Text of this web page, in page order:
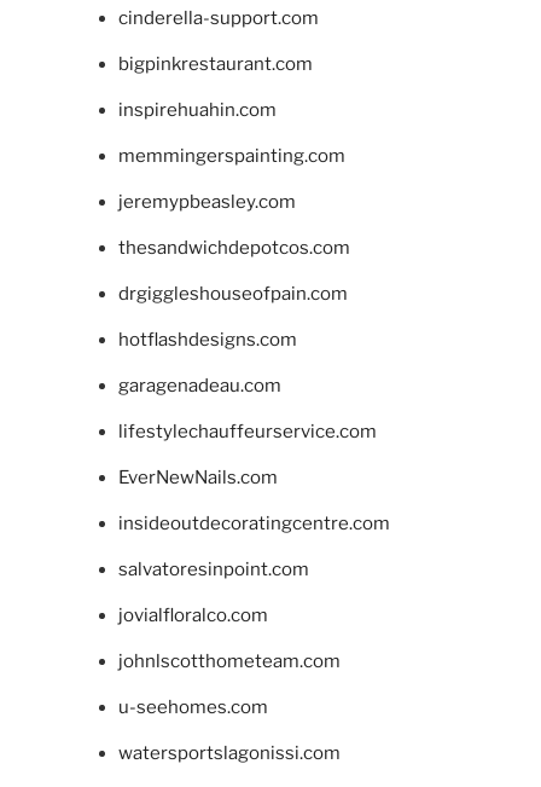
cinderella-support.com
bigpinkrestaurant.com
inspirehuahin.com
memmingerspainting.com
jeremypbeasley.com
thesandwichdepotcos.com
drgiggleshouseofpain.com
hotflashdesigns.com
garagenadeau.com
lifestylechauffeurservice.com
EverNewNails.com
insideoutdecoratingcentre.com
salvatoresinpoint.com
jovialfloralco.com
johnlscotthometeam.com
u-seehomes.com
watersportslagonissi.com